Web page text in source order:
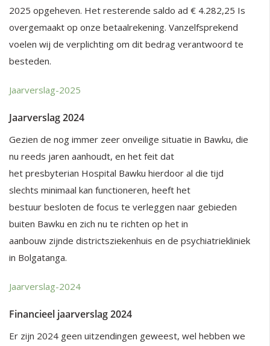
2025 opgeheven. Het resterende saldo ad € 4.282,25 Is
overgemaakt op onze betaalrekening. Vanzelfsprekend
voelen wij de verplichting om dit bedrag verantwoord te
besteden.
Jaarverslag-2025
Jaarverslag 2024
Gezien de nog immer zeer onveilige situatie in Bawku, die
nu reeds jaren aanhoudt, en het feit dat
het presbyterian Hospital Bawku hierdoor al die tijd
slechts minimaal kan functioneren, heeft het
bestuur besloten de focus te verleggen naar gebieden
buiten Bawku en zich nu te richten op het in
aanbouw zijnde districtsziekenhuis en de psychiatriekliniek
in Bolgatanga.
Jaarverslag-2024
Financieel jaarverslag 2024
Er zijn 2024 geen uitzendingen geweest, wel hebben we